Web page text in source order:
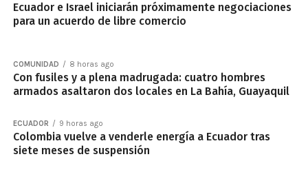
Ecuador e Israel iniciarán próximamente negociaciones
para un acuerdo de libre comercio
COMUNIDAD 8 horas ago
Con fusiles y a plena madrugada: cuatro hombres
armados asaltaron dos locales en La Bahía, Guayaquil
ECUADOR 9 horas ago
Colombia vuelve a venderle energía a Ecuador tras
siete meses de suspensión